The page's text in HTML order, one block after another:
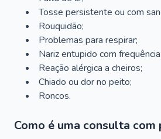
Tosse persistente ou com
Rouquidão;
Problemas para respirar;
Nariz entupido com frequência;
Reação alérgica a cheiros;
Chiado ou dor no peito;
Roncos.
Como é uma consulta